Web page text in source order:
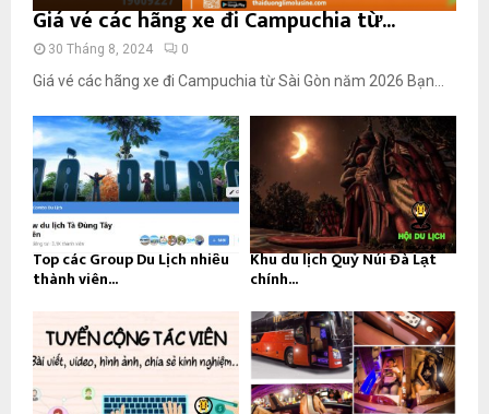
Giá vé các hãng xe đi Campuchia từ...
30 Tháng 8, 2024 0
Giá vé các hãng xe đi Campuchia từ Sài Gòn năm 2026 Bạn...
Top các Group Du Lịch nhiều
thành viên...
Khu du lịch Quỷ Núi Đà Lạt
chính...